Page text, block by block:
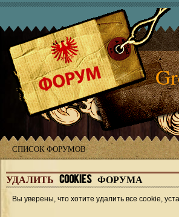
СПИСОК ФОРУМОВ
УДАЛИТЬ COOKIES ФОРУМА
Вы уверены, что хотите удалить все cookie,